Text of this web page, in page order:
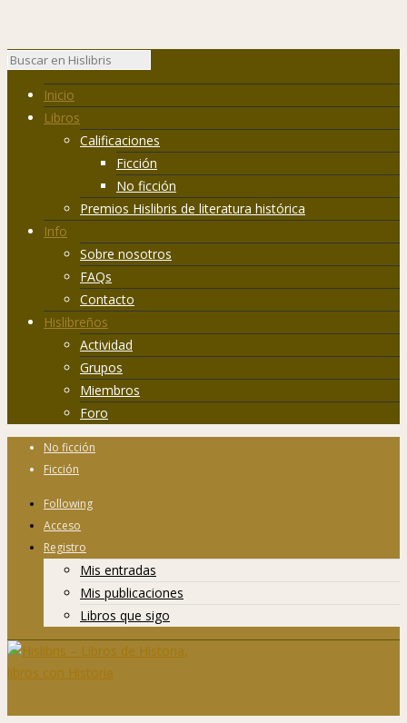
Inicio
Libros
Calificaciones
Ficción
No ficción
Premios Hislibris de literatura histórica
Info
Sobre nosotros
FAQs
Contacto
Hislibreños
Actividad
Grupos
Miembros
Foro
No ficción
Ficción
Following
Acceso
Registro
Mis entradas
Mis publicaciones
Libros que sigo